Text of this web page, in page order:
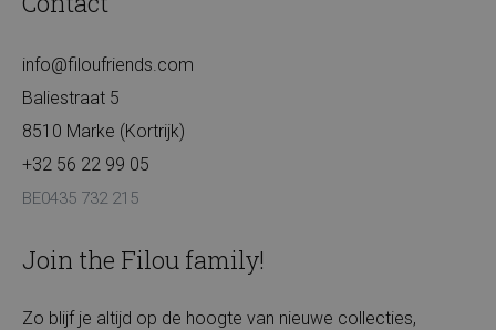
info@filoufriends.com
Baliestraat 5
8510 Marke (Kortrijk)
+32 56 22 99 05
BE0435 732 215
Join the Filou family!
Zo blijf je altijd op de hoogte van nieuwe collecties,